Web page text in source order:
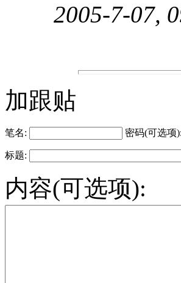
2005-7-07,
加跟贴
笔名: 密码(可选项):
标题:
内容(可选项):